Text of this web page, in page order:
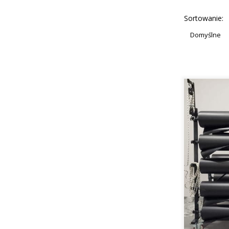
Lista
Sortowanie:
Domyślne